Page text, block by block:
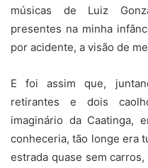
músicas de Luiz
presentes na minha
por acidente, a visão de
E foi assim que,
retirantes e dois
imaginário da Caatinga,
conheceria, tão longe era
estrada quase sem